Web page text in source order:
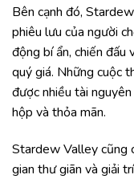
Bên cạnh đó,
phiêu lưu của người
động bí ẩn, chiến đấu
quý giá. Những cuộc
được nhiều tài
hộp và thỏa mãn.
Stardew Valley cũng
gian thư giãn và giải